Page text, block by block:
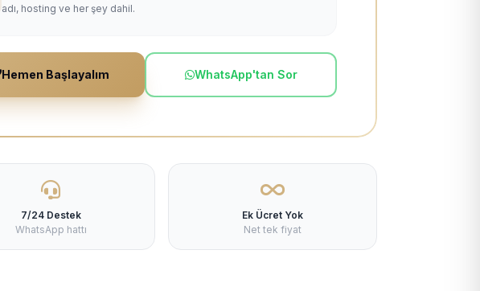
adı, hosting ve her şey dahil.
Hemen Başlayalım WhatsApp'tan Sor
7/24 Destek
WhatsApp hattı
Ek Ücret Yok
Net tek fiyat